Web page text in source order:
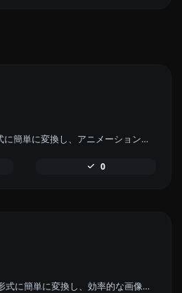
ICO画像ファイルをGIF形式に簡単に変換し、アニメーション画像を作成できるICOからGIFへの変換ツールです。
0
ICO画像ファイルをWEBP形式に簡単に変換し、効率的な画像圧縮を実現するICOからWEBPへの変換ツールです。